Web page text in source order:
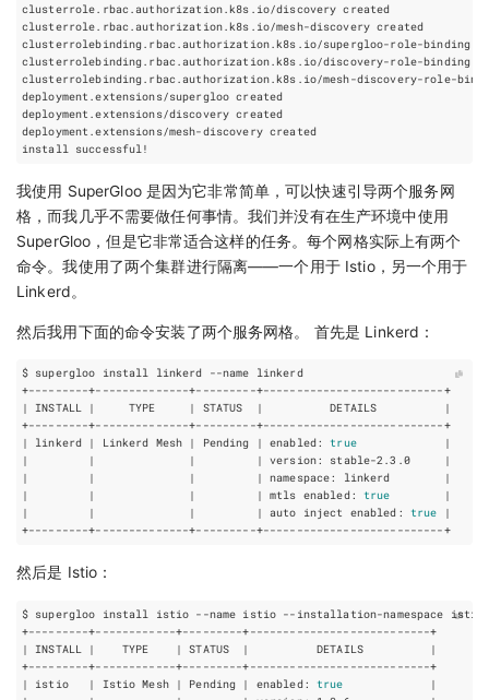
我使用 SuperGloo 是因为它非常简单，可以快速引导两个服务网
格，而我几乎不需要做任何事情。我们并没有在生产环境中使用
SuperGloo，但是它非常适合这样的任务。每个网格实际上有两个
命令。我使用了两个集群进行隔离——一个用于 Istio，另一个用于
Linkerd。
然后我用下面的命令安装了两个服务网格。 首先是 Linkerd：
+---------+--------------+---------+---------------------------+
|
INSTALL |
     TYPE
| STATUS |
          DETAILS
|
+---------+--------------+---------+---------------------------+
|
linkerd | Linkerd Mesh | Pending | enabled: true
|
|
| | | version: stable-2.3.0
|
|
| | | namespace: linkerd
|
|
| | | mtls enabled: true
|
|
| | | auto inject enabled: true
|
+---------+--------------+---------+---------------------------+
然后是 Istio：
$ supergloo install istio --name istio --installation-namespace istio-
|
INSTALL |
    TYPE
| STATUS |
          DETAILS
|
|
istio | Istio Mesh | Pending | enabled: true
|